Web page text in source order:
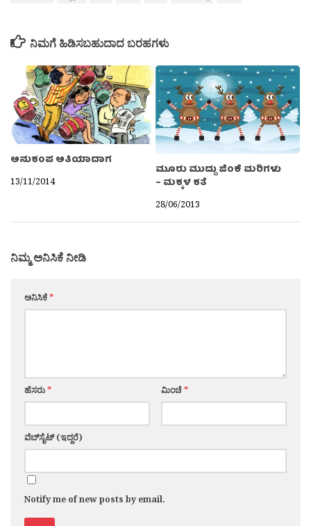
ನಿಮಗೆ ಹಿಡಿಸಬಹುದಾದ ಬರಹಗಳು
ಅನುಕಂಪ ಅತಿಯಾದಾಗ
13/11/2014
ಮೂರು ಮುದ್ದು ಜಿಂಕೆ ಮರಿಗಳು
– ಮಕ್ಕಳ ಕತೆ
28/06/2013
ನಿಮ್ಮ ಅನಿಸಿಕೆ ನೀಡಿ
ಅನಿಸಿಕೆ*
ಹೆಸರು* ಮಿಂಚೆ*
ವೆಬ್‌ಸೈಟ್ (ಇದ್ದರೆ)
Notify me of new posts by email.